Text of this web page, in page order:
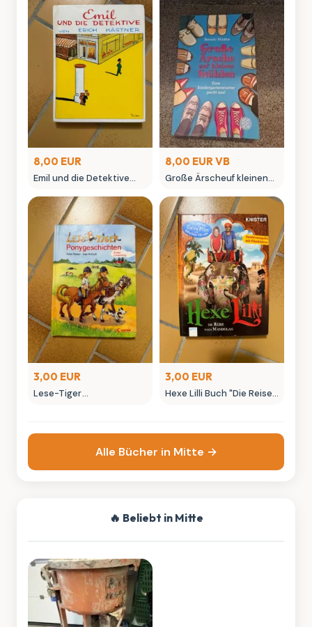
8,00 EUR
Emil und die Detektive
Kinderbuch
8,00 EUR VB
Große Ärscheuf kleinen
Benni-Mama
3,00 EUR
Lese-Tiger
3,00 EUR
Hexe Lilli Buch "Die Reise
Alle Bücher in Mitte →
🔥 Beliebt in Mitte